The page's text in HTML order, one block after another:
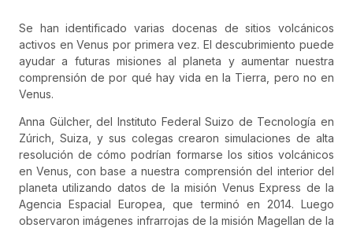
Se han identificado varias docenas de sitios volcánicos
activos en Venus por primera vez. El descubrimiento puede
ayudar a futuras misiones al planeta y aumentar nuestra
comprensión de por qué hay vida en la Tierra, pero no en
Venus.
Anna Gülcher, del Instituto Federal Suizo de Tecnología en
Zúrich, Suiza, y sus colegas crearon simulaciones de alta
resolución de cómo podrían formarse los sitios volcánicos
en Venus, con base a nuestra comprensión del interior del
planeta utilizando datos de lamisión Venus Express de la
Agencia Espacial Europea, que terminó en 2014. Luego
observaron imágenes infrarrojas de lamisión Magellan de la